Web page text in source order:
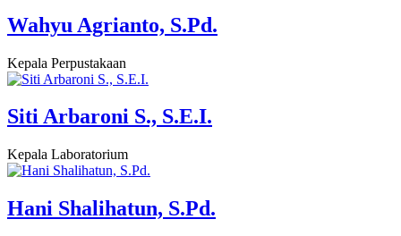
Wahyu Agrianto, S.Pd.
Kepala Perpustakaan
Siti Arbaroni S., S.E.I.
Kepala Laboratorium
Hani Shalihatun, S.Pd.